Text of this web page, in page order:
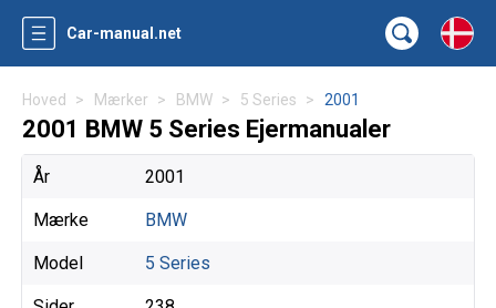
Car-manual.net
Hoved Mærker BMW 5 Series 2001
2001 BMW 5 Series Ejermanualer
År 2001
Mærke BMW
Model 5 Series